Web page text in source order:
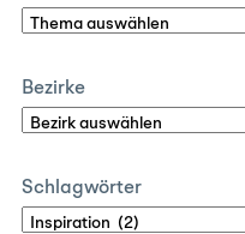
Bezirke
Schlagwörter